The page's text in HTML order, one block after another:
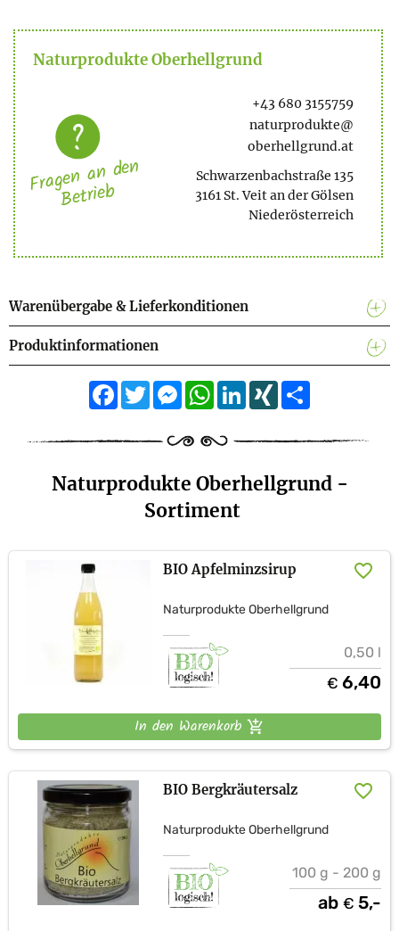
Naturprodukte Oberhellgrund
+43 680 3155759
naturprodukte@
oberhellgrund.at
Schwarzenbachstraße 135
3161 St. Veit an der Gölsen
Niederösterreich
Fragen an den
Betrieb
Warenübergabe & Lieferkonditionen
Produktinformationen
Facebook
TwitterMessengerWhatsApp
LinkedIn
XING
Naturprodukte Oberhellgrund -
Sortiment
BIO Apfelminzsirup
Naturprodukte Oberhellgrund
0,50 l
€ 6,40
In den Warenkorb
BIO Bergkräutersalz
Naturprodukte Oberhellgrund
100 g - 200 g
ab € 5,-